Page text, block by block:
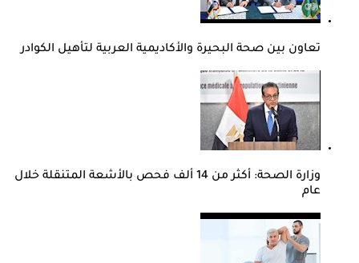
تعاون بين صحة البحيرة والأكاديمية العربية لتأهيل الكوادر
وزارة الصحة: أكثر من 14 ألف فحص بالأشعة المتنقلة خلال
عام